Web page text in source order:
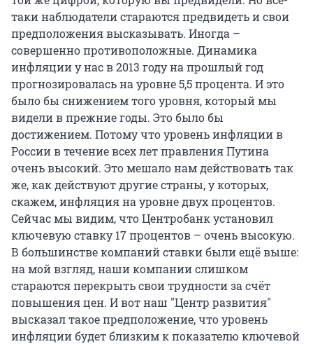
таки наблюдатели стараются предвидеть и свои
предположения высказывать. Иногда –
совершенно противоположные. Динамика
инфляции у нас в 2013 году на прошлый год
прогнозировалась на уровне 5,5 процента. И это
было бы снижением того уровня, который мы
видели в прежние годы. Это было бы
достижением. Потому что уровень инфляции в
России в течение всех лет правления Путина
очень высокий. Это мешало нам действовать так
же, как действуют другие страны, у которых,
скажем, инфляция на уровне двух процентов.
Сейчас мы видим, что Центробанк установил
ключевую ставку 17 процентов – очень высокую.
В большинстве компаний ставки были ещё выше:
на мой взгляд, наши компании слишком
стараются перекрыть свои трудности за счёт
повышения цен. И вот наш "Центр развития"
высказал такое предположение, что уровень
инфляции будет близким к показателю ключевой